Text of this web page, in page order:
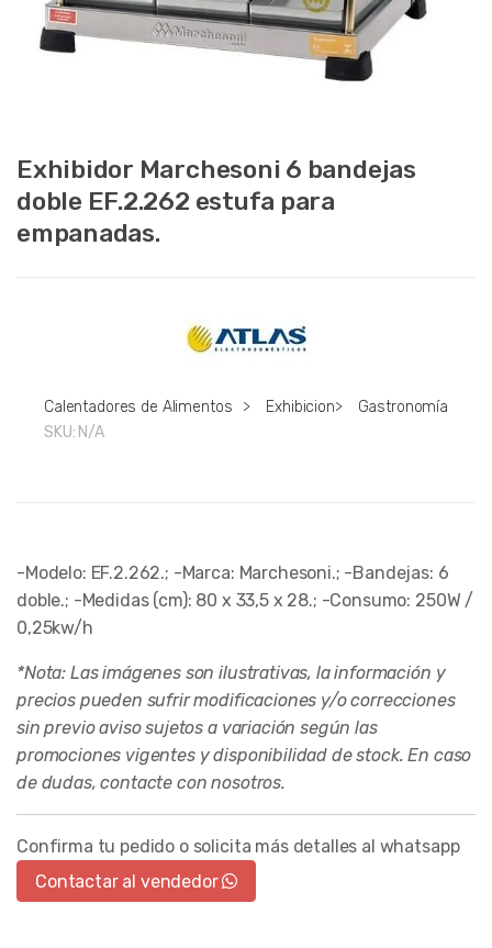
Exhibidor Marchesoni 6 bandejas
doble EF.2.262 estufa para
empanadas.
Calentadores de Alimentos > Exhibicion>
Gastronomía
SKU: N/A
-Modelo: EF.2.262.; -Marca: Marchesoni.; -Bandejas: 6
doble.; -Medidas (cm): 80 x 33,5 x 28.; -Consumo: 250W /
0,25kw/h
*Nota: Las imágenes son ilustrativas, la información y
precios pueden sufrir modificaciones y/o correcciones
sin previo aviso sujetos a variación según las
promociones vigentes y disponibilidad de stock. En caso
de dudas, contacte con nosotros.
Confirma tu pedido o solicita más detalles al whatsapp
Contactar al vendedor